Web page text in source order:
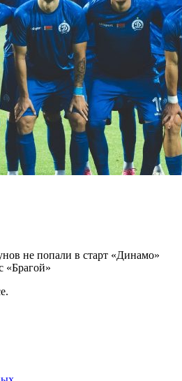
не попали в старт «Динамо»
«Брагой»